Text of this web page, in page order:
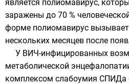
является полиомавирус,
заражены до 70 %
форме полиомавирус вызывает
нескольких месяцев после
У ВИЧ-инфицированных
метаболической
комплексом слабоумия СПИДа